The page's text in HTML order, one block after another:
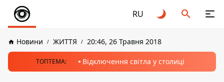
RU
Новини ЖИТТЯ 20:46, 26 Травня 2018
ТОПТЕМА: Відключення світла у столиці